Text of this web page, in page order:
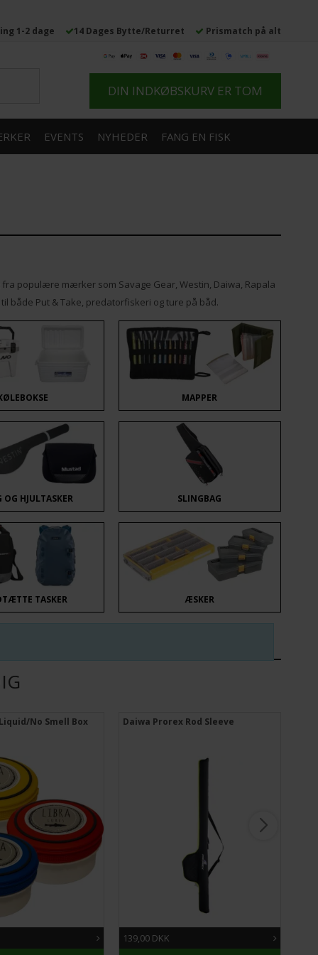
1-2 dage 14 Dages Bytte/Returret Prismatch på alt
DIN INDKØBSKURV ER TOM
EVENTS NYHEDER FANG EN FISK
populære mærker som Savage Gear, Westin, Daiwa, Rapala
både Put & Take, predatorfiskeri og ture på båd.
MAPPER
OG HJULTASKER SLINGBAG
TASKER ÆSKER
No Smell Box Daiwa Prorex Rod Sleeve
139,00 DKK